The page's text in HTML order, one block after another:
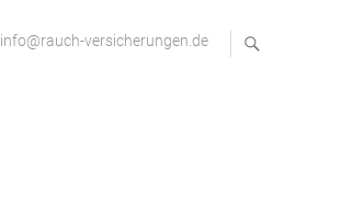
info@rauch-versicherungen.de